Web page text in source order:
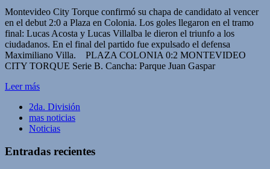
Compartir
Montevideo City Torque confirmó su chapa de candidato al vencer
en el debut 2:0 a Plaza en Colonia. Los goles llegaron en el tramo
final: Lucas Acosta y Lucas Villalba le dieron el triunfo a los
ciudadanos. En el final del partido fue expulsado el defensa
Maximiliano Villa. PLAZA COLONIA 0:2 MONTEVIDEO
CITY TORQUE Serie B. Cancha: Parque Juan Gaspar
Leer más
2da. División
mas noticias
Noticias
Entradas recientes